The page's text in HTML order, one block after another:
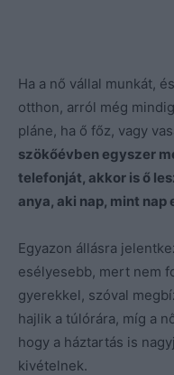
Ha a nő vállal munkát,
otthon, arról még
pláne, ha ő főz, vagy
szökőévben egyszer
telefonját, akkor is ő
anya, aki nap, mint
Egyazon állásra
esélyesebb, mert nem
gyerekkel, szóval
hajlik a túlórára, míg a
hogy a háztartás is
kivételnek.